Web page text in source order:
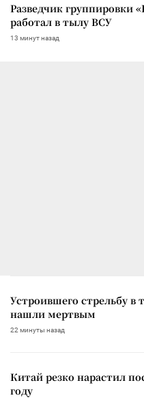
Разведчик группировки
работал в тылу ВСУ
13 минут назад
Устроившего стрельбу в
нашли мертвым
22 минуты назад
Китай резко нарастил
году